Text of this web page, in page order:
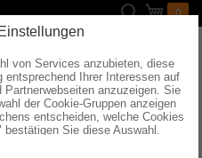
Mein
0
Suche
von Services anzubieten, diese
Ihrer Interessen auf
anzuzeigen. Sie
der Cookie-Gruppen anzeigen
entscheiden, welche Cookies
Sie diese Auswahl.
wählen, willigen Sie in die